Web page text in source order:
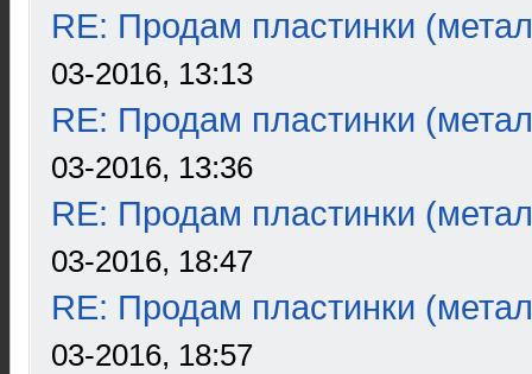
RE: Продам пластинки
03-2016, 13:13
RE: Продам пластинки
03-2016, 13:36
RE: Продам пластинки
03-2016, 18:47
RE: Продам пластинки
03-2016, 18:57